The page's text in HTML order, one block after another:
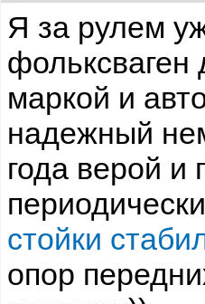
Я за рулем
фольксваген
маркой и
надежный
года верой и
стойки
опор